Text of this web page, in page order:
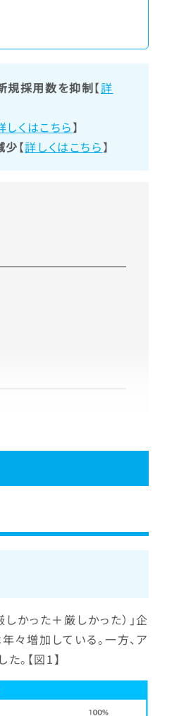
規採用数を抑制【詳
しくはこちら】
少【詳しくはこちら】
かった＋厳しかった）」企
々増加している。一方、ア
。【図1】